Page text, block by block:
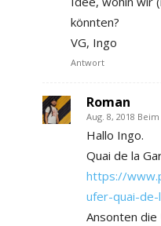
könnten?
VG, Ingo
Antwort
Roman
Aug. 8, 2018 Beim
Hallo Ingo.
Quai de la
https://
ufer-quai-
Ansonten die